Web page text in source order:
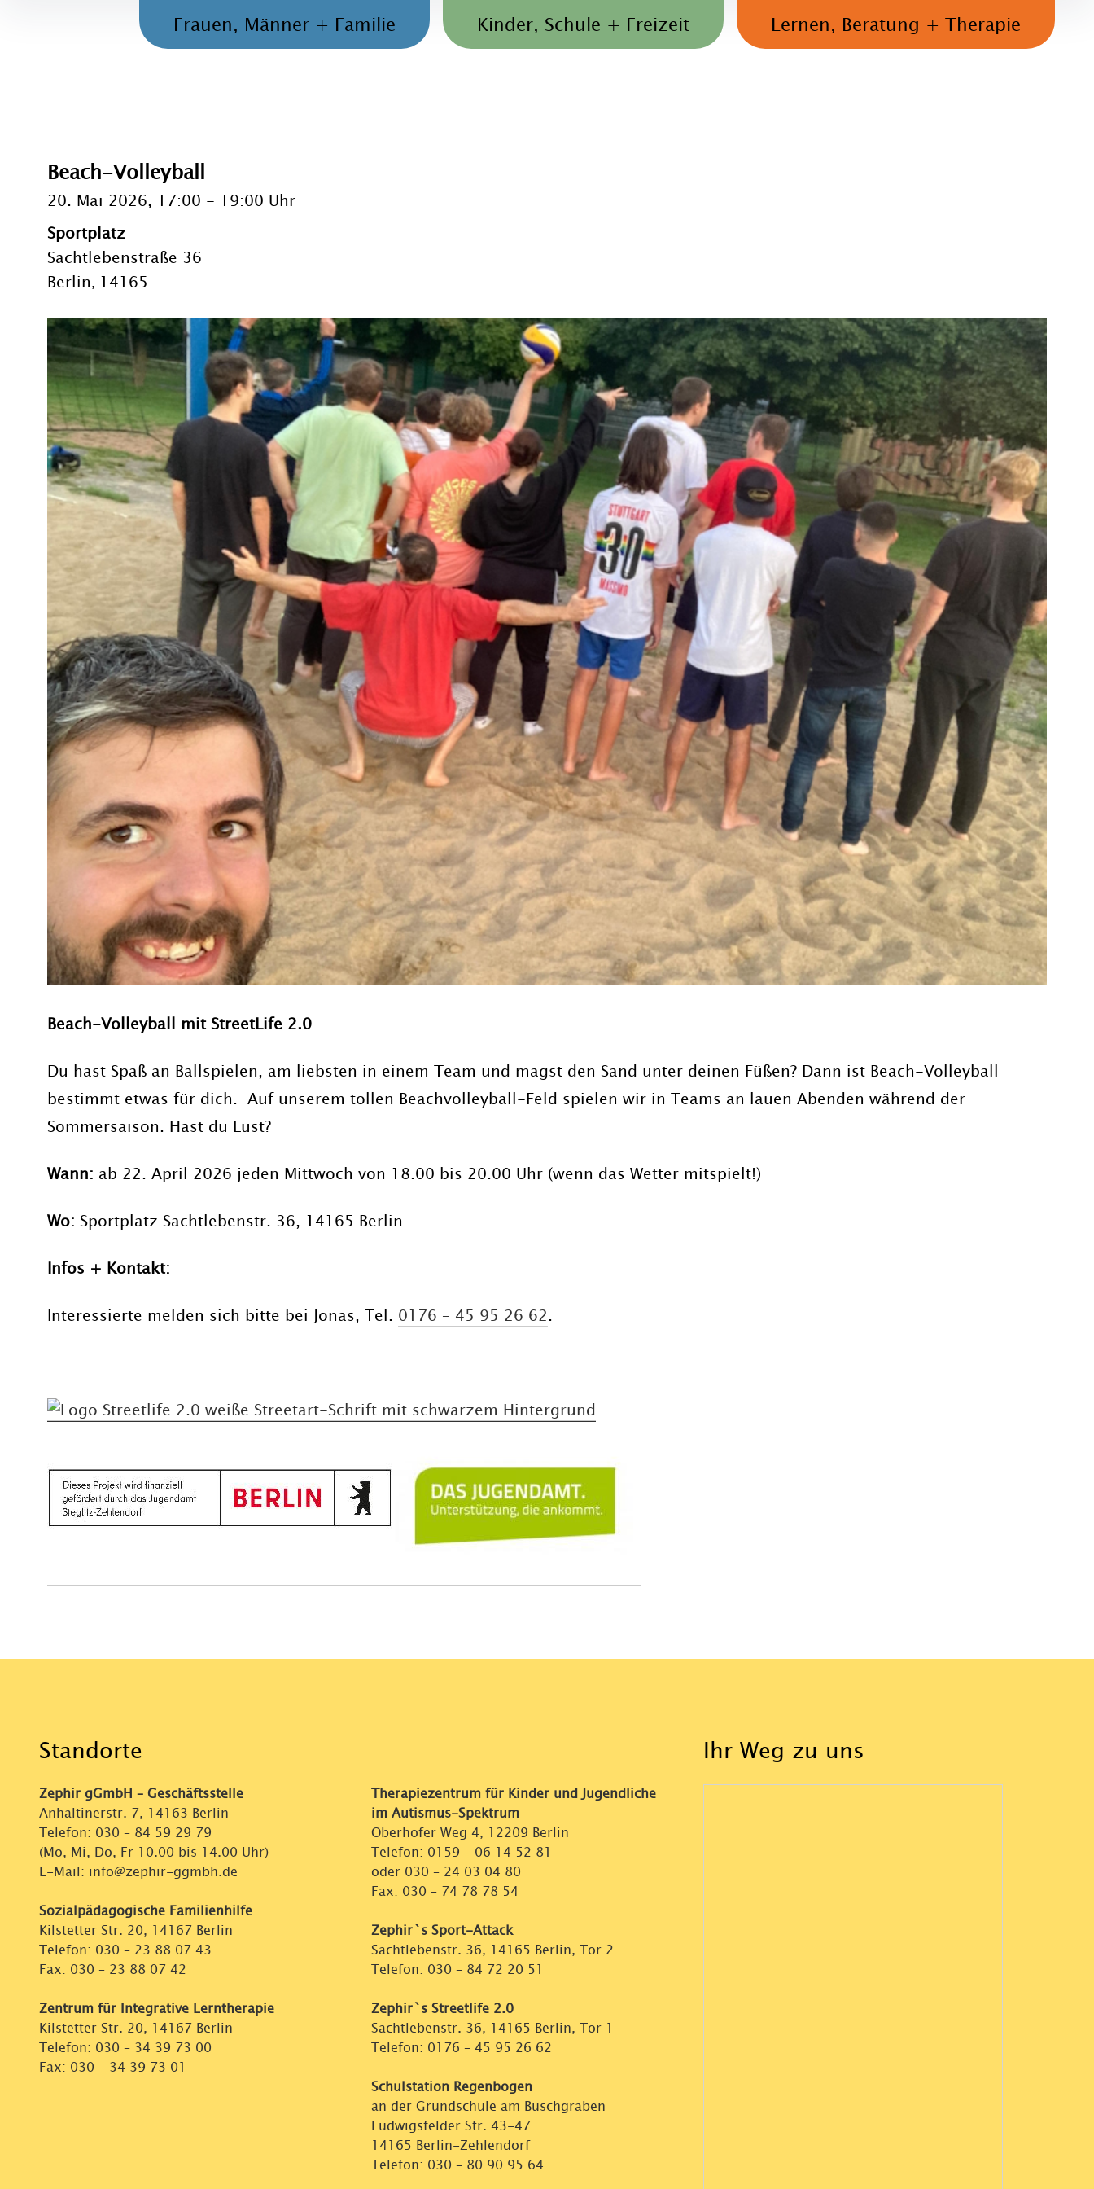
Frauen, Männer + Familie Kinder, Schule + Freizeit Lernen, Beratung + Therapie
Beach-Volleyball
20. Mai 2026, 17:00 - 19:00 Uhr
Sportplatz
Sachtlebenstraße 36
Berlin, 14165
Beach-Volleyball mit StreetLife 2.0
Du hast Spaß an Ballspielen, am liebsten in einem Team und magst den Sand unter deinen Füßen? Dann ist Beach-Volleyball
bestimmt etwas für dich. Auf unserem tollen Beachvolleyball-Feld spielen wir in Teams an lauen Abenden während der
Sommersaison. Hast du Lust?
Wann: ab 22. April 2026 jeden Mittwoch von 18.00 bis 20.00 Uhr (wenn das Wetter mitspielt!)
Wo: Sportplatz Sachtlebenstr. 36, 14165 Berlin
Infos + Kontakt:
Interessierte melden sich bitte bei Jonas, Tel. 0176 – 45 95 26 62.
Standorte
Zephir gGmbH – Geschäftsstelle
Anhaltinerstr. 7, 14163 Berlin
Telefon: 030 – 84 59 29 79
(Mo, Mi, Do, Fr 10.00 bis 14.00 Uhr)
E-Mail: info@zephir-ggmbh.de
Sozialpädagogische Familienhilfe
Kilstetter Str. 20, 14167 Berlin
Telefon: 030 – 23 88 07 43
Fax: 030 – 23 88 07 42
Zentrum für Integrative Lerntherapie
Kilstetter Str. 20, 14167 Berlin
Telefon: 030 – 34 39 73 00
Fax: 030 – 34 39 73 01
Therapiezentrum für Kinder und Jugendliche
im Autismus-Spektrum
Oberhofer Weg 4, 12209 Berlin
Telefon: 0159 – 06 14 52 81
oder 030 – 24 03 04 80
Fax: 030 – 74 78 78 54
Zephir`s Sport-Attack
Sachtlebenstr. 36, 14165 Berlin, Tor 2
Telefon: 030 – 84 72 20 51
Zephir`s Streetlife 2.0
Sachtlebenstr. 36, 14165 Berlin, Tor 1
Telefon: 0176 – 45 95 26 62
Schulstation Regenbogen
an der Grundschule am Buschgraben
Ludwigsfelder Str. 43-47
14165 Berlin-Zehlendorf
Telefon: 030 – 80 90 95 64
Ihr Weg zu uns